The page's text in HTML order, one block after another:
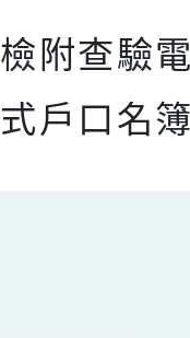
檢附查驗
式戶口名